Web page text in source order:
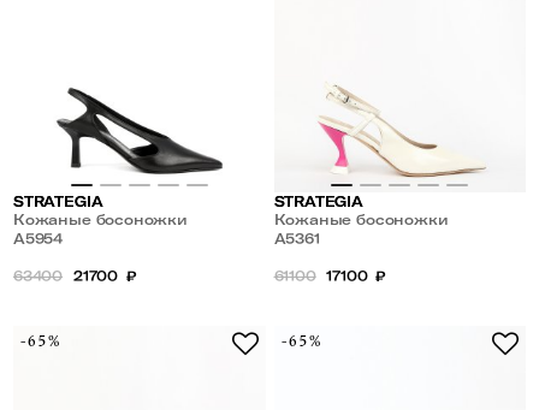
STRATEGIA
Кожаные босоножки
A5954
63400 21700 ₽
STRATEGIA
Кожаные босоножки
слингбеки на цветном
A5361
61100 17100 ₽
-65% -65%